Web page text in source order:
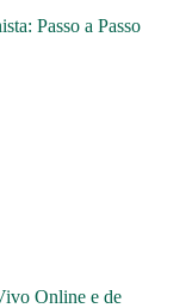
Passo a Passo
Online e de